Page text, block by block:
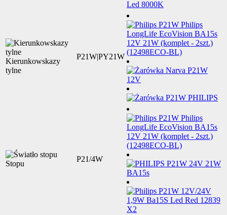
Kierunkowskazy
tylne
P21W|PY21W
Stopu
P21/4W